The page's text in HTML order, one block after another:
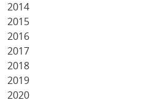
2014
2015
2016
2017
2018
2019
2020